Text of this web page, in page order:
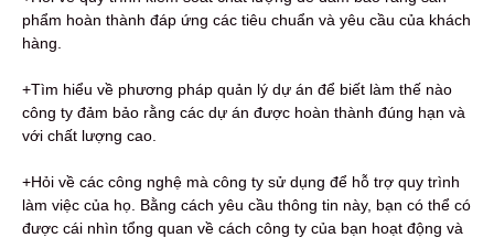
phẩm hoàn thành đáp ứng các tiêu chuẩn và yêu cầu của khách
hàng.
+Tìm hiểu về phương pháp quản lý dự án để biết làm thế nào
công ty đảm bảo rằng các dự án được hoàn thành đúng hạn và
với chất lượng cao.
+Hỏi về các công nghệ mà công ty sử dụng để hỗ trợ quy trình
làm việc của họ. Bằng cách yêu cầu thông tin này, bạn có thể có
được cái nhìn tổng quan về cách công ty của bạn hoạt động và